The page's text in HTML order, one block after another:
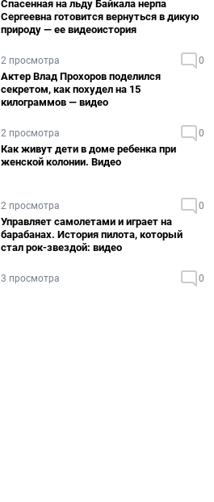
Спасенная на льду Байкала нерпа
Сергеевна готовится вернуться в дикую
природу — ее видеоистория
2 просмотра 0
Актер Влад Прохоров поделился
секретом, как похудел на 15
килограммов — видео
2 просмотра 0
Как живут дети в доме ребенка при
женской колонии. Видео
2 просмотра 0
Управляет самолетами и играет на
барабанах. История пилота, который
стал рок-звездой: видео
3 просмотра 0